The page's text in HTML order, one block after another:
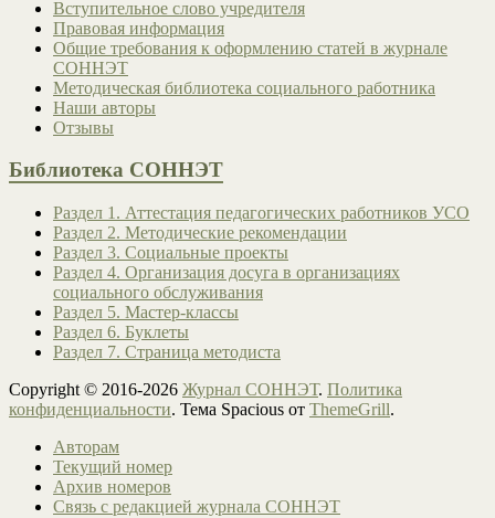
Вступительное слово учредителя
Правовая информация
Общие требования к оформлению статей в журнале
СОННЭТ
Методическая библиотека социального работника
Наши авторы
Отзывы
Библиотека СОННЭТ
Раздел 1. Аттестация педагогических работников УСО
Раздел 2. Методические рекомендации
Раздел 3. Социальные проекты
Раздел 4. Организация досуга в организациях
социального обслуживания
Раздел 5. Мастер-классы
Раздел 6. Буклеты
Раздел 7. Страница методиста
Copyright © 2016-2026 Журнал СОННЭТ. Политика
конфиденциальности. Тема Spacious от ThemeGrill.
Авторам
Текущий номер
Архив номеров
Связь с редакцией журнала СОННЭТ